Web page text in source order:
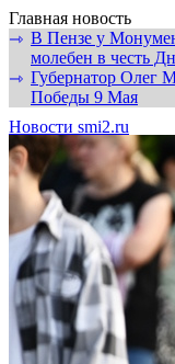
Главная новость
⇾ В Пензе у
молебен в честь
⇾ Губернатор Олег
Победы 9 Мая
Новости smi2.ru